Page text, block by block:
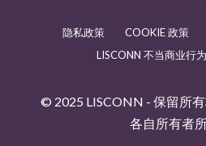
隐私政策 COOKIE 政策
LISCONN 不当商业行
© 2025 LISCONN - 保留所
各自所有者所